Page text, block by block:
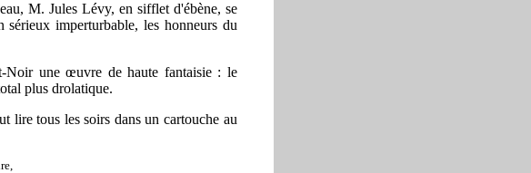
M. Jules Lévy, en sifflet d'ébène, se
sérieux imperturbable, les honneurs du
-Noirune œuvre de haute fantaisie : le
plus drolatique.
lire tous les soirs dans un cartouche au